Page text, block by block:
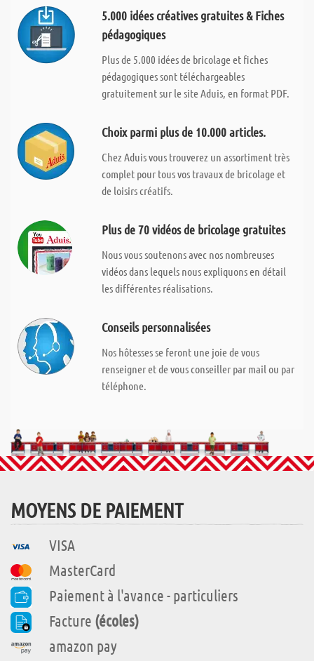
5.000 idées créatives gratuites & Fiches
pédagogiques
Plus de 5.000 idées de bricolage et fiches
pédagogiques sont téléchargeables
gratuitement sur le site Aduis, en format PDF.
Choix parmi plus de 10.000 articles.
Chez Aduis vous trouverez un assortiment très
complet pour tous vos travaux de bricolage et
de loisirs créatifs.
Plus de 70 vidéos de bricolage gratuites
Nous vous soutenons avec nos nombreuses
vidéos dans lequels nous expliquons en détail
les différentes réalisations.
Conseils personnalisées
Nos hôtesses se feront une joie de vous
renseigner et de vous conseiller par mail ou par
téléphone.
MOYENS DE PAIEMENT
VISA
MasterCard
Paiement à l'avance - particuliers
Facture (écoles)
amazon pay